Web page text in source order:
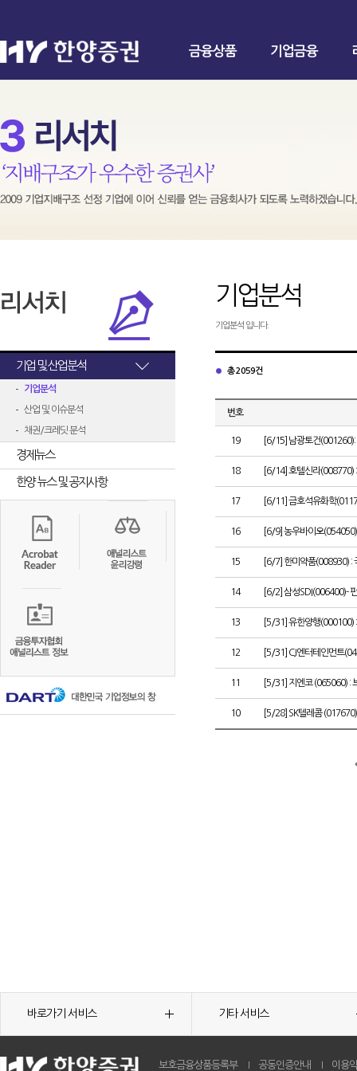
금융상품 기업금융
기업 및 산업분석
기업분석
산업 및 이슈분석
채권/크레딧 분석
경제뉴스
한양 뉴스 및 공지사항
기업분석
기업분석 입니다.
총 2059건
번호
19 [6/15] 남광토건
18 [6/14] 호텔신라(008770)
17 [6/11] 금호석유화학
16 [6/9] 농우바이오
15 [6/7] 한미약품(008930) :
14 [6/2] 삼성SDI(006400)-
13 [5/31] 유한양행(000100)
12 [5/31] CJ엔터테인먼트
11 [5/31] 지엔코 (065060) :
10 [5/28] SK텔레콤
바로가기 서비스 기타 서비스
보호금융상품등록부 공동인증안내 이용